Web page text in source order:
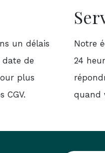
un délais
de
plus
CGV.
Notre
24
quand